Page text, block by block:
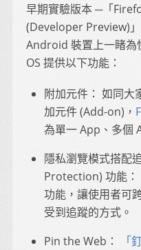
早期實驗版本 ─「
(Developer Preview)
Android 裝置上一睹為
OS 提供以下功能：
附加元件： 如同大
加元件 (Add-on)，
為單一 App、多個
隱私瀏覽模式搭配
Protection) 功能：
功能，讓使用者可
受到追蹤的方式。
Pin the Web：
「